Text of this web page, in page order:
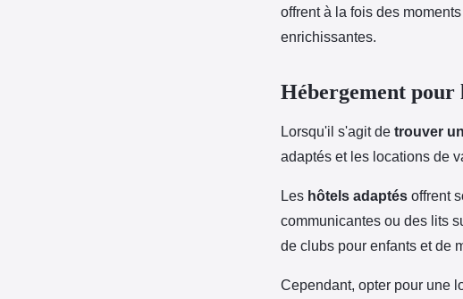
offrent à la fois des
enrichissantes.
Hébergement pour
Lorsqu'il s'agit de trouver
adaptés et les locations de
Les hôtels adaptés offrent
communicantes ou des lits
de clubs pour enfants et de
Cependant, opter pour une